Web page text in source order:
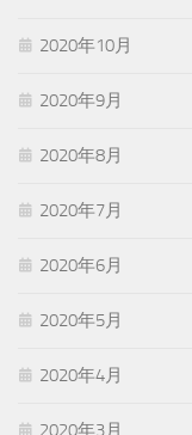
2020年10月
2020年9月
2020年8月
2020年7月
2020年6月
2020年5月
2020年4月
2020年3月